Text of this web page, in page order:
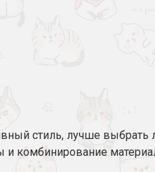
стиль, лучше
и комбинирование